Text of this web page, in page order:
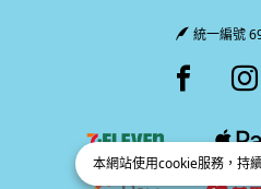
本網站使用cookie服務，持
統一編號